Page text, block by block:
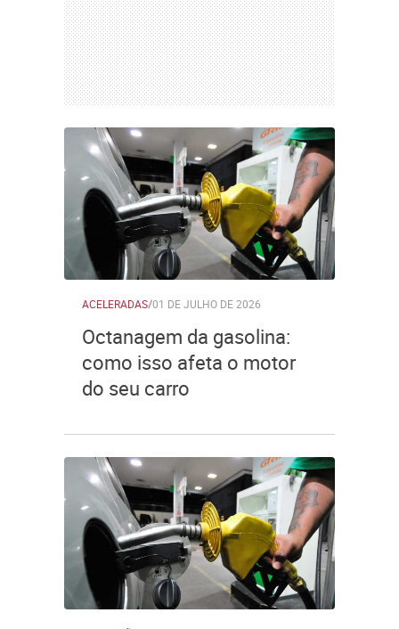
ACELERADAS/01 DE JULHO DE 2026
Octanagem da gasolina:
como isso afeta o motor
do seu carro